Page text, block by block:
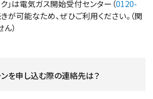
ク」は電気ガス開始受付センター（0120-
が可能なため、ぜひご利用ください。（関
）
ンを申し込む際の連絡先は？